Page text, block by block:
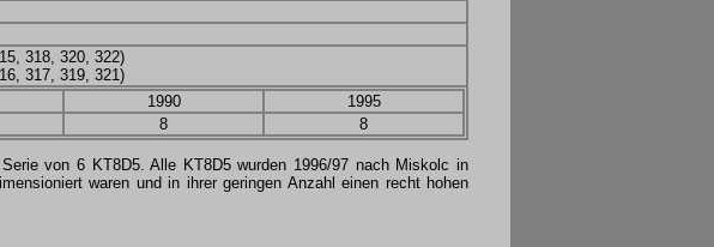
318, 320, 322)
317, 319, 321)
1990
1995
8 8
von 6 KT8D5. Alle KT8D5 wurden 1996/97 nach Miskolc in
waren und in ihrer geringen Anzahl einen recht hohen